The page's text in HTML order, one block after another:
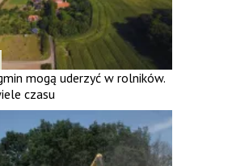
mogą uderzyć w rolników.
czasu